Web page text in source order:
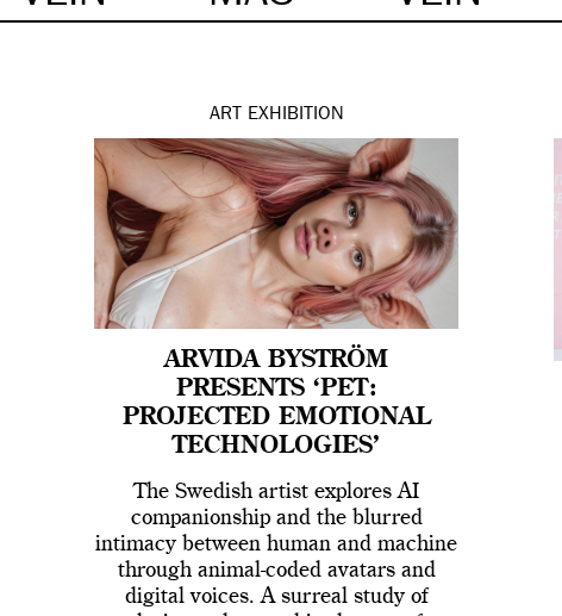
ART EXHIBITION
ARVIDA BYSTRÖM
PRESENTS ‘PET:
PROJECTED EMOTIONAL
TECHNOLOGIES’
The Swedish artist explores AI
companionship and the blurred
intimacy between human and machine
through animal-coded avatars and
digital voices. A surreal study of